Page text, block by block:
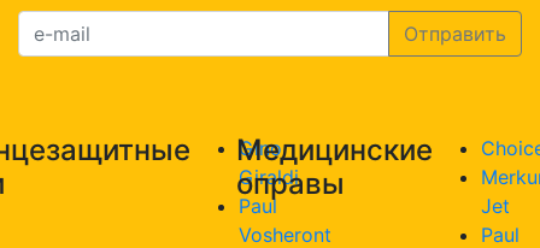
Gino
Giraldi
Paul
Vosheront
Медицинские
оправы
Jet
Paul